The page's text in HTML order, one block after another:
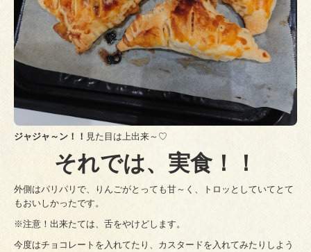
ジャジャ～ン！！ 見た目は上出来～♡
それでは、実食！！
外側はパリパリで、りんごがとっても甘～く、トロッとしていてとて
もおいしかったです。
※注意！出来たては、舌をやけどします。
今度はチョコレートを入れてたり、カスタードを入れてみたりしよう